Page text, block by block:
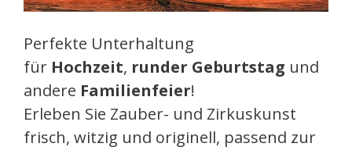
Perfekte Unterhaltung
für Hochzeit, runder Geburtstag und
andere Familienfeier!
Erleben Sie Zauber- und Zirkuskunst
frisch, witzig und originell, passend zur